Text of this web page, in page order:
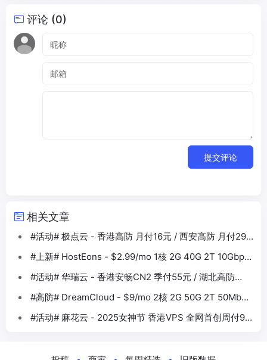
评论 (0)
提交评论
相关文章
#活动# 极点云 - 香港高防 月付16元 / 西安高防 月付29
#上新# HostEons - $2.99/mo 1核 2G 40G 2T 10Gbps
#活动# 华瑞云 - 香港安畅CN2 季付55元 / 湖北高防
#高防# DreamCloud - $9/mo 2核 2G 50G 2T 50Mbps
#活动# 麻花云 - 2025女神节 香港VPS 全网首创周付9.5